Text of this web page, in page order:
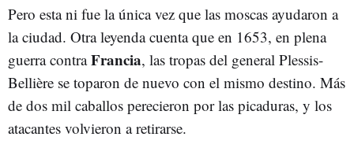
Pero esta ni fue la única vez que las moscas ayudaron a
la ciudad. Otra leyenda cuenta que en 1653, en plena
guerra contraFrancia, las tropas del general Plessis-
Bellière se toparon de nuevo con el mismo destino. Más
de dos mil caballos perecieron por las picaduras, y los
atacantes volvieron a retirarse.